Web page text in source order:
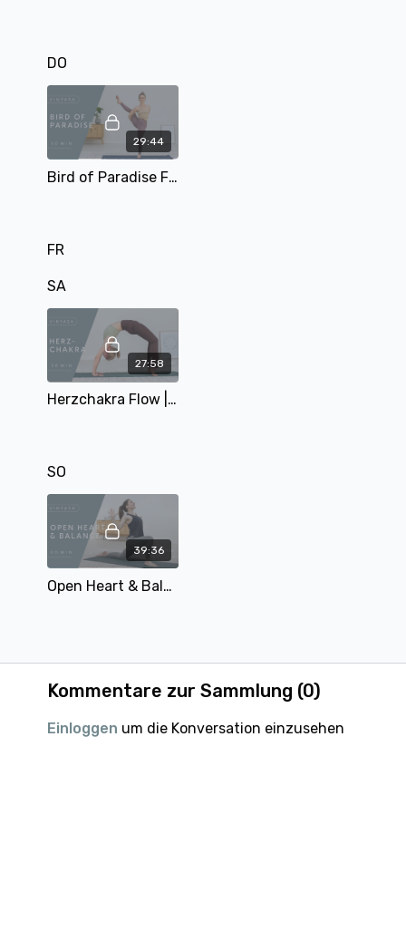
DO
29:44
Bird of Paradise Flow | Teil 3 | 30 Min | mit Sophie
FR
SA
27:58
Herzchakra Flow | mit Matthäa | 28 Min
SO
39:36
Open Heart & Balance Flow | 40 Min | mit Alina
Kommentare zur Sammlung (0)
Einloggen um die Konversation einzusehen